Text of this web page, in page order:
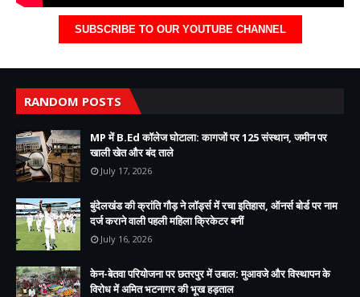
SUBSCRIBE TO OUR YOUTUBE CHANNEL
RANDOM POSTS
MP में B.Ed कॉलेज घोटाला: कागजों पर 125 संस्थान, जमीन पर
खाली खेत और बंद ताले
July 17, 2026
बुंदेलखंड की क्रांति गौड़ ने लॉर्ड्स में रचा इतिहास, ऑनर्स बोर्ड पर नाम
दर्ज कराने वाली पहली महिला क्रिकेटर बनीं
July 16, 2026
केन-बेतवा परियोजना पर छतरपुर में उबाल: मुआवजे और विस्थापन के
विरोध में अमित भटनागर की भूख हड़ताल